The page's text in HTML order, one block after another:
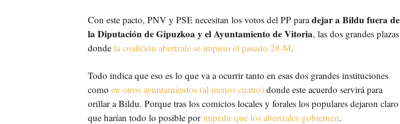
Con este pacto, PNV y PSE necesitan los votos del PP paradejar a Bildu fuera de
la Diputación de Gipuzkoa y el Ayuntamiento de Vitoria, las dos grandes plazas
donde la coalición abertzale se impuso el pasado 28-M.
Todo indica que eso es lo que va a ocurrir tanto en esas dos grandes instituciones
como en otros ayuntamientos (al menos cuatro) donde este acuerdo servirá para
orillar a Bildu. Porque tras los comicios locales y forales los populares dejaron claro
que harían todo lo posible porimpedir que los abertzales gobiernen.